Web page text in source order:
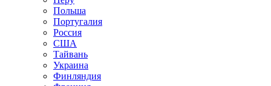
Польша
Португалия
Россия
США
Тайвань
Украина
Финляндия